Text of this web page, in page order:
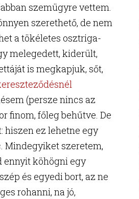
szemügyre vettem.
szerethető, de nem
a tökéletes osztriga-
melegedett, kiderült,
is megkapjuk, sőt,
(persze nincs az
finom, főleg behűtve. De
hiszen ez lehetne egy
Mindegyiket szeretem,
ennyit köhögni egy
és egyedi bort, az ne
rohanni, na jó,